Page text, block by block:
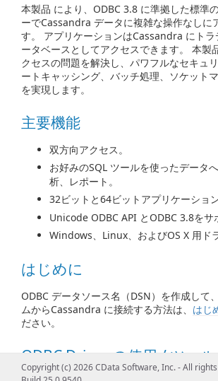
本製品 により、ODBC 3.8 に準拠した標準
ーでCassandra データに複雑な操作なしに
す。 アプリケーションはCassandra にト
ータベースとしてアクセスできます。 本製
クセスの問題を解決し、パワフルなセキュ
ートキャッシング、バッチ処理、ソケット
を実現します。
主要機能
双方向アクセス。
お好みのSQL ツールを使ったデータ
析、レポート。
32ビットと64ビットアプリケーショ
Unicode ODBC API とODBC 3.8をサ
Windows、Linux、およびOS X 用ド
はじめに
ODBC データソース名（DSN）を作成して
ムからCassandra に接続する方法は、 はじ
ださい。
ODBC Driver の使用 / ツー
Copyright (c) 2026 CData Software, Inc. - All